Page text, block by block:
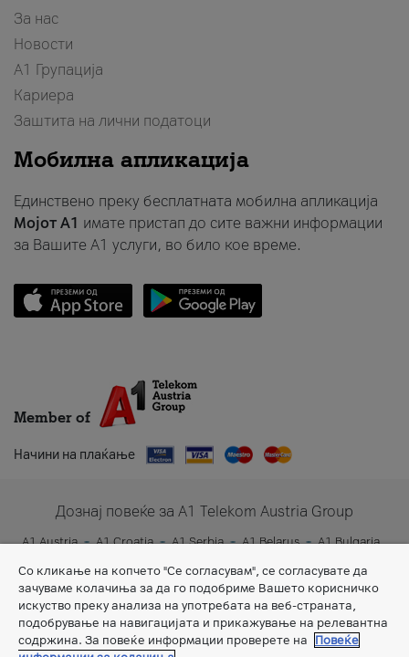
За нас
Новости
А1 Групација
Кариера
Заштита на лични податоци
Мобилна апликација
Единствено преку бесплатната мобилна апликација
Мојот A1 имате пристап до сите важни информации
за Вашите A1 услуги, во било кое време.
Member of
Начини на плаќање
Дознај повеќе за A1 Telekom Austria Group
A1 Austria A1 Croatia A1 Serbia A1 Belarus
A1 Bulgaria
Со кликање на копчето "Се согласувам", се согласувате да
зачуваме колачиња за да го подобриме Вашето корисничко
искуство преку анализа на употребата на веб-страната,
подобрување на навигацијата и прикажување на релевантна
содржина. За повеќе информации проверете на
Повеќе